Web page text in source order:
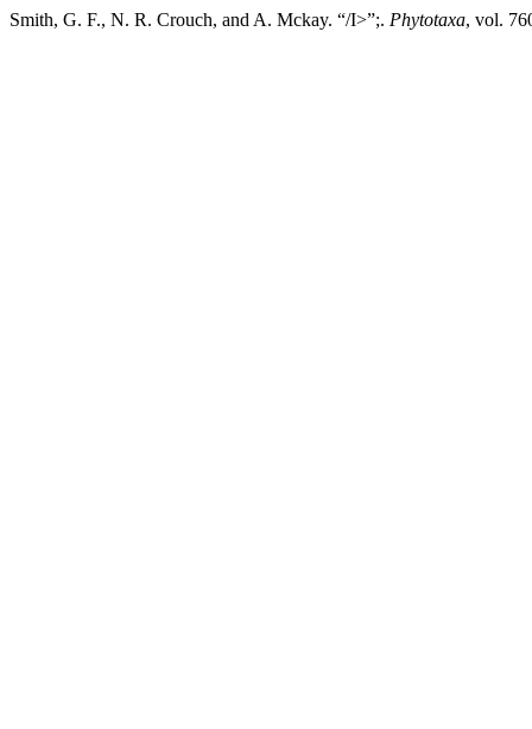
Smith, G. F., N. R. Crouch, and A. Mckay. “/I>”;. Phytotaxa, vol.